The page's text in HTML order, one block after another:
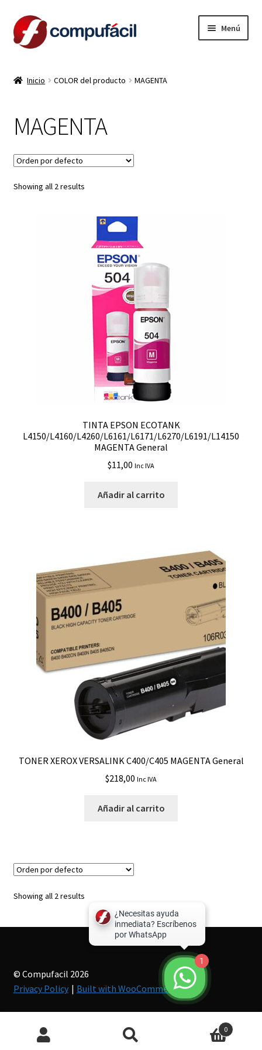
Ir
a
Ir
al
contenido
Menú
PRODUCTOS
CONTACTO
LIQUIDACION
Inicio COLOR del producto MAGENTA
MAGENTA
Showing all 2 results
TINTA EPSON ECOTANK
L4150/L4160/L4260/L6161/L6171/L6270/L6191/L14150
MAGENTA General
$11,00 Inc IVA
Añadir al carrito
TONER XEROX VERSALINK C400/C405 MAGENTA General
$218,00 Inc IVA
Añadir al carrito
Showing all 2 results
© Compufacil 2026
Privacy Policy
Built with WooCommerce.
Búsqueda
productos
0
1